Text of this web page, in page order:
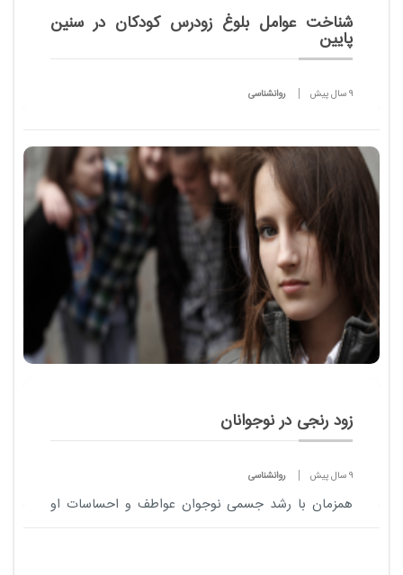
شناخت عوامل بلوغ زودرس کودکان در سنین
پایین
9 سال پیش روانشناسی
خاصی تعلق ندارد، اما استفاده از آن توسط کودکان به
دلیل اینکه در سنین رشد هستند و بر آینده ی آن ها
تاثیر...
زود رنجی در نوجوانان
9 سال پیش روانشناسی
همزمان با رشد جسمی نوجوان عواطف و احساسات او